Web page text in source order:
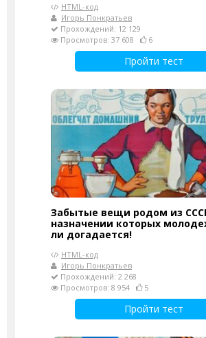
HTML-код
Игорь Понкратьев
Прохождений: 12 129
Просмотров: 37 608
6
Пройти тест
Забытые вещи родом из
назначении которых
ли догадается!
HTML-код
Игорь Понкратьев
Прохождений: 2 268
Просмотров: 8 954
5
Пройти тест